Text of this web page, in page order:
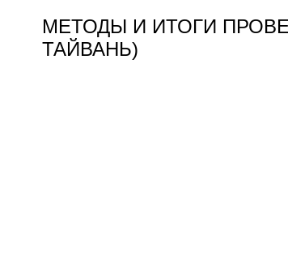
МЕТОДЫ И ИТОГИ
ТАЙВАНЬ)